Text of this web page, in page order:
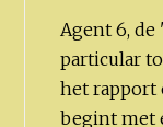
Agent 6,
particular
het rapport
begint met